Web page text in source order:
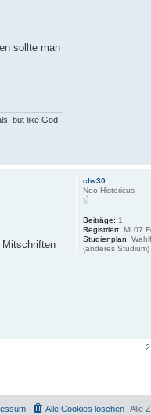
sollte man
but like God
clw30
Neo-Historicus
Beiträge: 1
Registriert: Mi
Studienplan:
(anderes Studium)
Mitschriften
Alle
Alle Cookies löschen